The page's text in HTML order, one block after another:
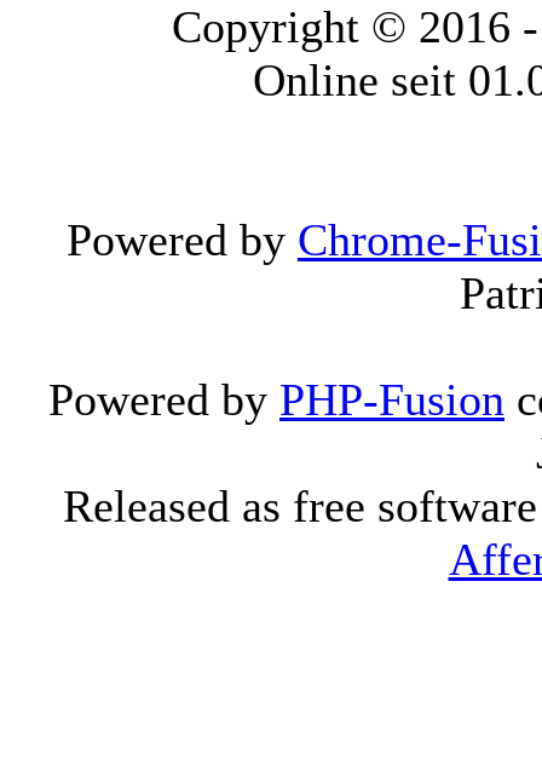
Copyright © 2016
Online seit
Powered by Chrome-
Powered by PHP-Fusion
Released as free